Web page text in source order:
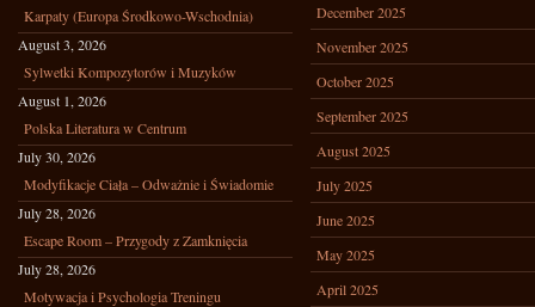
Karpaty (Europa Środkowo-Wschodnia)
August 3, 2026
Sylwetki Kompozytorów i Muzyków
August 1, 2026
Polska Literatura w Centrum
July 30, 2026
Modyfikacje Ciała – Odważnie i Świadomie
July 28, 2026
Escape Room – Przygody z Zamknięcia
July 28, 2026
Motywacja i Psychologia Treningu
December 2025
November 2025
October 2025
September 2025
August 2025
July 2025
June 2025
May 2025
April 2025